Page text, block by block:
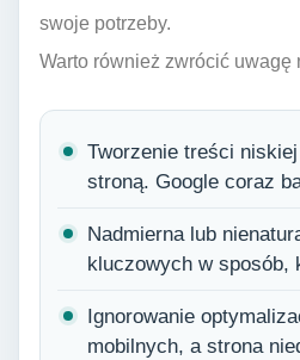
swoje potrzeby.
Warto również zwrócić uwagę
Tworzenie treści
stroną. Google coraz
Nadmierna lub
kluczowych w
Ignorowanie
mobilnych, a strona